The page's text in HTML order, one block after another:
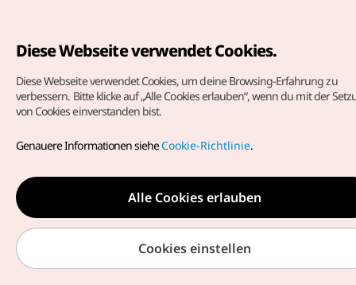
vorbehalten.
dieoffizielle E-Mail-Adresse
german@knto.or.kr
Diese Webseite verwendet Cookies.
Diese Webseite verwendet Cookies, um deine Browsing-Erfahrung zu
verbessern. Bitte klicke auf „Alle Cookies erlauben“, wenn du mit der
von Cookies einverstanden bist.
Genauere Informationen sieheCookie-Richtlinie.
Alle Cookies erlauben
Cookies einstellen